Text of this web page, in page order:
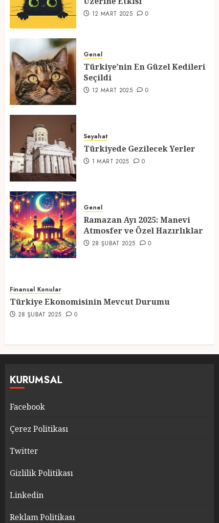
2
3
Seçildi
12 MART 2025 0
4
1 MART 2025
5
Atmosfer ve Özel Hazırlıklar
28 ŞUBAT 2025 0
12 MART 2025 0
Genel
Türkiye’nin En Güzel Kedileri
Seçildi
12 MART 2025 0
Seyahat
Türkiyede Gezilecek Yerler
1 MART 2025 0
Genel
Ramazan Ayı 2025: Manevi
Atmosfer ve Özel Hazırlıklar
28 ŞUBAT 2025 0
Finansal Konular
Türkiye Ekonomisinin Mevcut Durumu
28 ŞUBAT 2025 0
KURUMSAL
Facebook
Çerez Politikası
Twitter
Gizlilik Politikası
Linkedin
Reklam Politikası